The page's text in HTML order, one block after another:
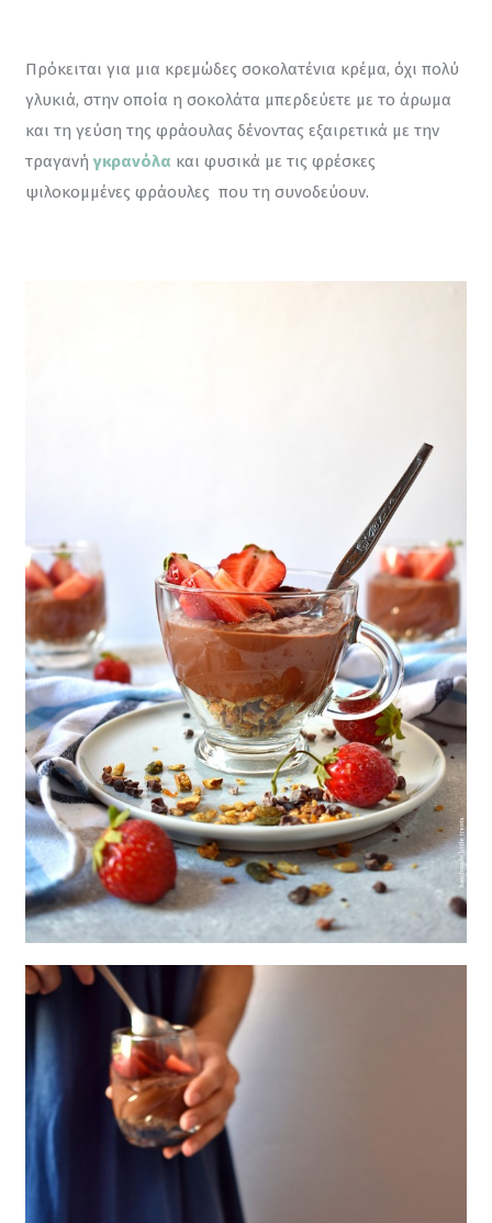
Πρόκειται για μια κρεμώδες σοκολατένια κρέμα, όχι πολύ
γλυκιά, στην οποία η σοκολάτα μπερδεύετε με το άρωμα
και τη γεύση της φράουλας δένοντας εξαιρετικά με την
τραγανή γκρανόλα και φυσικά με τις φρέσκες
ψιλοκομμένες φράουλες  που τη συνοδεύουν.